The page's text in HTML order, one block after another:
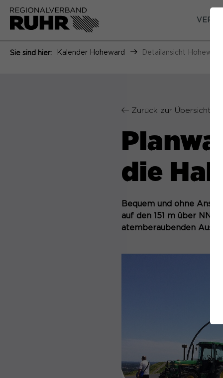
Sie sind hier: Kalender Hoheward Detailansicht Hoheward
Zurück zur Übersicht
die
Bequem und ohne
auf den 151 m über NN
atemberaubenden